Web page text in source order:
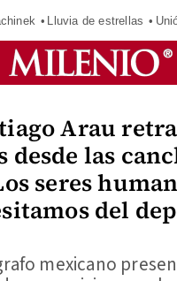
Lluvia de estrellas
Arau
desde las
seres
del
mexicano